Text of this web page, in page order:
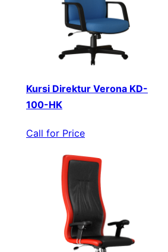
Kursi Direktur Verona KD-
100-HK
Call for Price